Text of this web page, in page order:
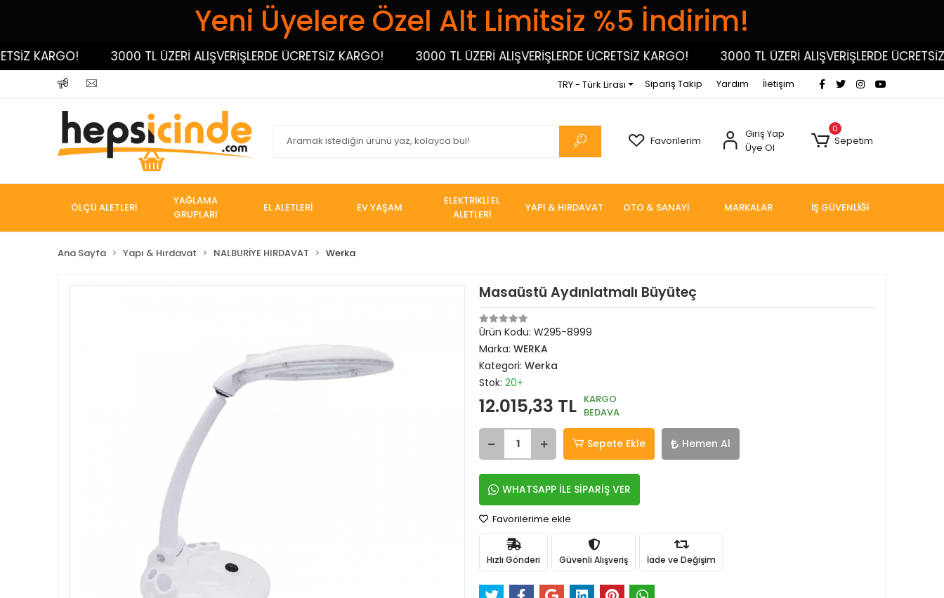
Yeni Üyelere Özel Alt Limitsiz %5 İndirim!
KARGO! 3000 TL ÜZERİ ALIŞVERİŞLERDE ÜCRETSİZ KARGO! 3000 TL ÜZERİ ALIŞVERİŞLERDE ÜCRETSİZ KARGO! 3000 TL ÜZERİ ALIŞVERİŞLERDE ÜCRETSİZ
TRY - Türk Lirası Sipariş Takip Yardım İletişim
Favorilerim
Giriş Yap
Üye Ol
0
Sepetim
ÖLÇÜ ALETLERİ
YAĞLAMA
GRUPLARI
EL ALETLERİ EV YAŞAM
ELEKTRİKLİ EL
ALETLERİ
YAPI & HIRDAVAT OTO & SANAYİ MARKALAR İŞ GÜVENLİĞİ
Ana Sayfa Yapı & Hırdavat NALBURİYE HIRDAVAT Werka
Masaüstü Aydınlatmalı Büyüteç
Ürün Kodu: W295-8999
Marka: WERKA
Kategori: Werka
Stok: 20+
12.015,33 TL KARGO
BEDAVA
Sepete Ekle Hemen Al
WHATSAPP İLE SİPARİŞ VER
Favorilerime ekle
Hızlı Gönderi Güvenli Alışveriş İade ve Değişim